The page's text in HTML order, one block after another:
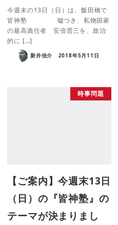
今週末の13日（日）は、飯田橋で
皆神塾 嘘つき、私物国家
の最高責任者 安倍晋三を、政治
的に […]
新井信介 2018年5月11日
時事問題
【ご案内】今週末13日
（日）の『皆神塾』の
テーマが決まりまし